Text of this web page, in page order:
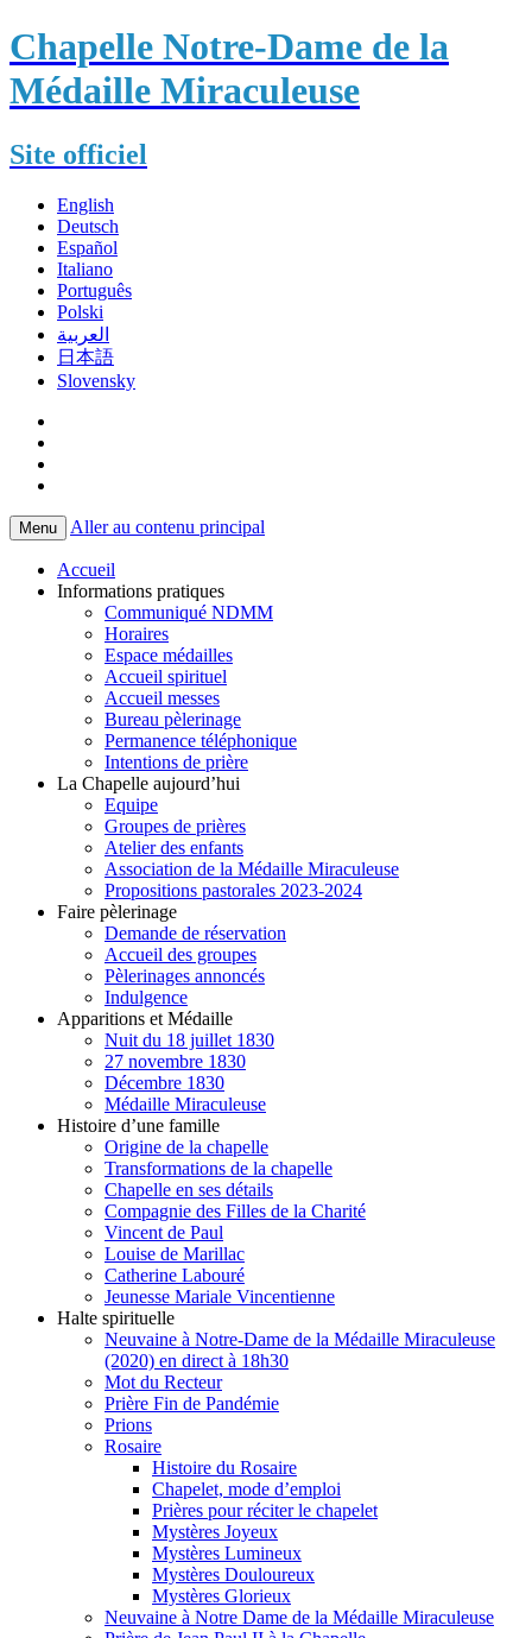
Chapelle Notre-Dame de la
Médaille Miraculeuse
Site officiel
English
Deutsch
Español
Italiano
Português
Polski
العربية
日本語
Slovensky
Menu Aller au contenu principal
Accueil
Informations pratiques
Communiqué NDMM
Horaires
Espace médailles
Accueil spirituel
Accueil messes
Bureau pèlerinage
Permanence téléphonique
Intentions de prière
La Chapelle aujourd’hui
Equipe
Groupes de prières
Atelier des enfants
Association de la Médaille Miraculeuse
Propositions pastorales 2023-2024
Faire pèlerinage
Demande de réservation
Accueil des groupes
Pèlerinages annoncés
Indulgence
Apparitions et Médaille
Nuit du 18 juillet 1830
27 novembre 1830
Décembre 1830
Médaille Miraculeuse
Histoire d’une famille
Origine de la chapelle
Transformations de la chapelle
Chapelle en ses détails
Compagnie des Filles de la Charité
Vincent de Paul
Louise de Marillac
Catherine Labouré
Jeunesse Mariale Vincentienne
Halte spirituelle
Neuvaine à Notre-Dame de la Médaille Miraculeuse
(2020) en direct à 18h30
Mot du Recteur
Prière Fin de Pandémie
Prions
Rosaire
Histoire du Rosaire
Chapelet, mode d’emploi
Prières pour réciter le chapelet
Mystères Joyeux
Mystères Lumineux
Mystères Douloureux
Mystères Glorieux
Neuvaine à Notre Dame de la Médaille Miraculeuse